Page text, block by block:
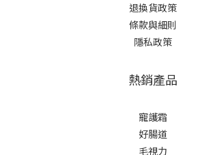
退換貨政策
條款與細則
隱私政策
熱銷產品
寵護霜
好腸道
毛視力